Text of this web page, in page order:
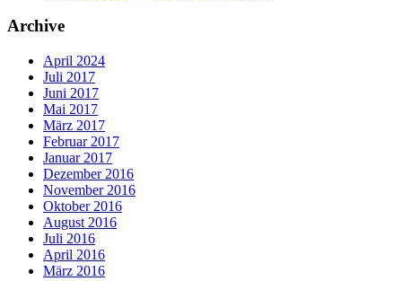
Archive
April 2024
Juli 2017
Juni 2017
Mai 2017
März 2017
Februar 2017
Januar 2017
Dezember 2016
November 2016
Oktober 2016
August 2016
Juli 2016
April 2016
März 2016